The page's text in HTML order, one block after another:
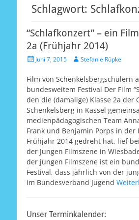
Schlagwort:
“Schlafkonzert” – ein
2a (Frühjahr 2014)
Veröffentlicht
Juni 7, 2015 AutorStefanie Rüpke
Film von Schenkelsbergschülern
bundesweitem Festival Der Film
den die (damalige) Klasse 2a der
Schenkelsberg in Kassel
medienpädagogischen Team
Frank und Benjamin Porps in der
Frühjahr 2014 gedreht hat, lief
der Jungen Filmszene in
der jungen Filmszene ist ein
Festival, dass jährlich von der
im Bundesverband Jugend
Unser Terminkalender: